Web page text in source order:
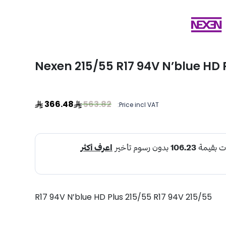
Nexen 215/55 R17 94V N’blue HD
Price incl VAT:
563.82
366.48
215/55 R17 94V N’blue HD Plus 215/55 R17 94V